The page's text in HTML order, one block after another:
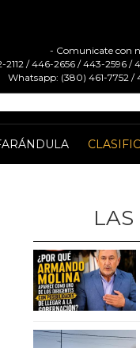
- Comunicate con
2112 / 446-2656 / 443-2596 /
Whatsapp: (380) 461-7752 /